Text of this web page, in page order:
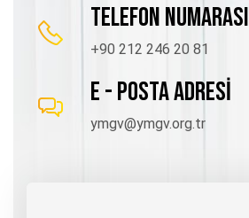
TELEFON NUMARASI
+90 212 246 20 81
E - POSTA ADRESİ
ymgv@ymgv.org.tr